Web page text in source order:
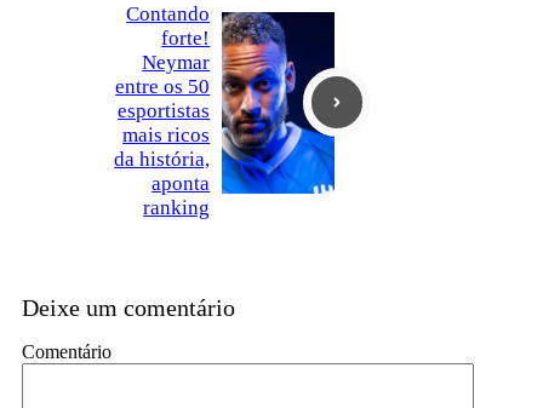
Contando
forte!
Neymar
entre os 50
esportistas
mais ricos
da história,
aponta
ranking
Deixe um comentário
Comentário